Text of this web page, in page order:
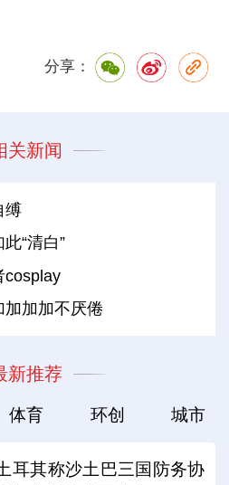
分享：
关新闻
缚
“清白”
cosplay
加加加不厌倦
新推荐
体育 环创 城市
耳其称沙土巴三国防务协